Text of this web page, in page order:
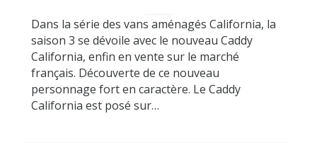
Dans la série des vans aménagés California, la
saison 3 se dévoile avec le nouveau Caddy
California, enfin en vente sur le marché
français. Découverte de ce nouveau
personnage fort en caractère. Le Caddy
California est posé sur…